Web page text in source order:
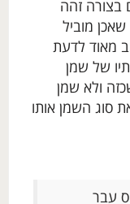
בצורה זהה
מוביל
מאוד לדעת
של שמן
ולא שמן
סוג השמן אותו
עבר